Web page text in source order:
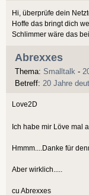
Hi, überprüfe dein
Hoffe das bringt dich
Schlimmer wäre das
Abrexxes
Thema: Smalltalk -
Betreff: 20 Jahre
Love2D
Ich habe mir Löve mal
Hmmm....Danke für
Aber wirklich.....
cu Abrexxes